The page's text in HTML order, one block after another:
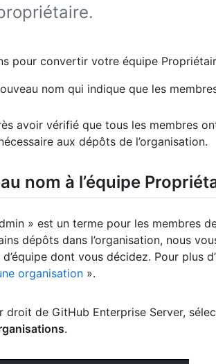
pour convertir votre équipe
nom qui indique que les
avoir vérifié que tous les membres
aux dépôts de l’organisation.
nom à l’équipe
» est un terme pour les membres
dépôts dans l’organisation, nous
dont vous décidez. Pour plus
organisation ».
droit de GitHub Enterprise Server,
.